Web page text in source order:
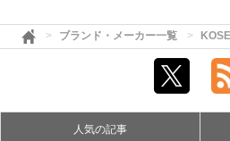
ブランド・メーカー一覧
人気の記事